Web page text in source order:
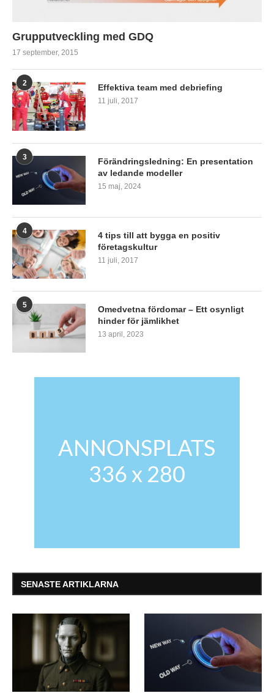
Grupputveckling med GDQ
17 september, 2015
2 Effektiva team med debriefing
11 juli, 2017
3
Förändringsledning: En presentation
av ledande modeller
15 maj, 2024
4
4 tips till att bygga en positiv
företagskultur
11 juli, 2017
5
Omedvetna fördomar – Ett osynligt
hinder för jämlikhet
13 april, 2023
SENASTE ARTIKLARNA